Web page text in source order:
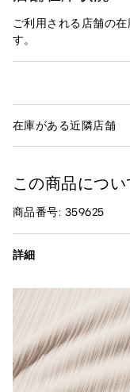
ご利用される店舗の
す。
在庫がある近隣店舗
この商品につい
商品番号: 359625
詳細